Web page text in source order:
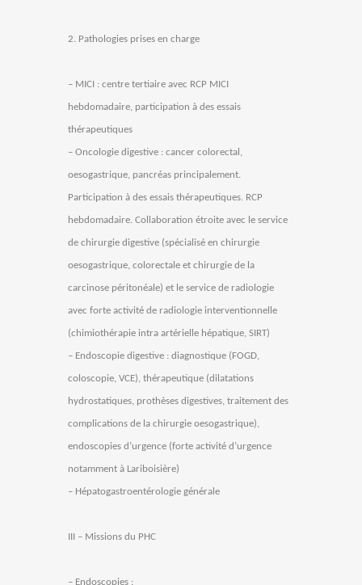
2. Pathologies prises en charge
– MICI : centre tertiaire avec RCP MICI
hebdomadaire, participation à des essais
thérapeutiques
– Oncologie digestive : cancer colorectal,
oesogastrique, pancréas principalement.
Participation à des essais thérapeutiques. RCP
hebdomadaire. Collaboration étroite avec le service
de chirurgie digestive (spécialisé en chirurgie
oesogastrique, colorectale et chirurgie de la
carcinose péritonéale) et le service de radiologie
avec forte activité de radiologie interventionnelle
(chimiothérapie intra artérielle hépatique, SIRT)
– Endoscopie digestive : diagnostique (FOGD,
coloscopie, VCE), thérapeutique (dilatations
hydrostatiques, prothèses digestives, traitement des
complications de la chirurgie oesogastrique),
endoscopies d’urgence (forte activité d’urgence
notamment à Lariboisière)
– Hépatogastroentérologie générale
III – Missions du PHC
– Endoscopies :